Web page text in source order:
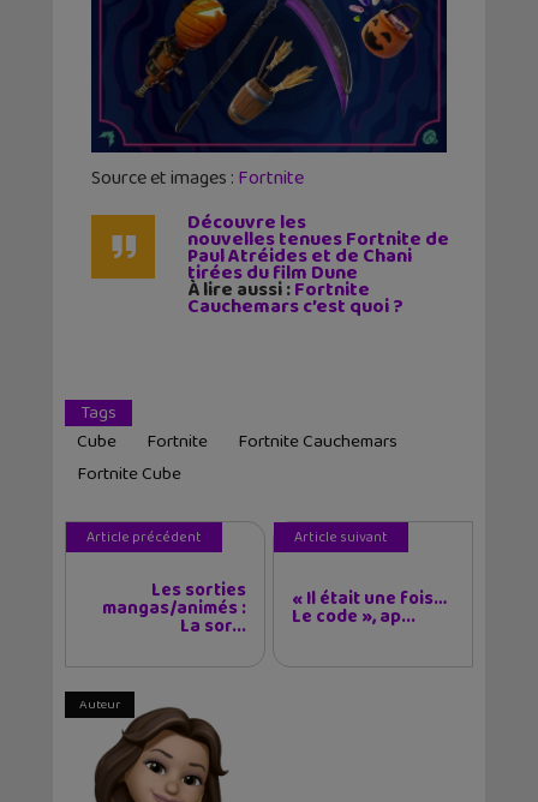
Source et images : Fortnite
Découvre les
nouvellestenuesFortnite de
Paul Atréides et de Chani
tirées du film Dune
À lire aussi :Fortnite
Cauchemars c’est quoi ?
Tags
Cube
Fortnite
Fortnite Cauchemars
Fortnite Cube
Article précédent
Les sorties
mangas/animés :
La sor...
Article suivant
« Il était une fois…
Le code », ap...
Auteur